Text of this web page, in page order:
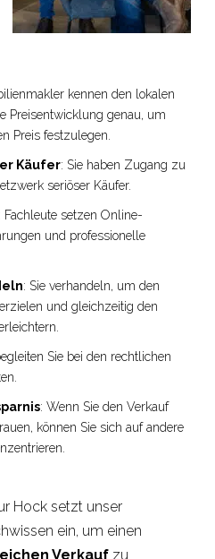
kennen den lokalen
Preisentwicklung genau, um
Preis festzulegen.
Käufer: Sie haben Zugang zu
seriöser Käufer.
: Fachleute setzen Online-
und professionelle
: Sie verhandeln, um den
und gleichzeitig den
Sie bei den rechtlichen
: Wenn Sie den Verkauf
können Sie sich auf andere
Hock setzt unser
ein, um einen
Verkaufzu